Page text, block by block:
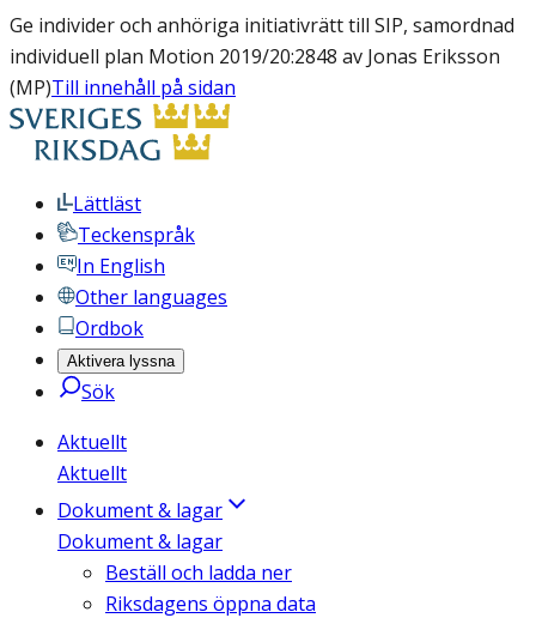
Ge individer och anhöriga initiativrätt till SIP, samordnad
individuell plan Motion 2019/20:2848 av Jonas Eriksson
(MP)Till innehåll på sidan
Lättläst
Teckenspråk
In English
Other languages
Ordbok
Aktivera lyssna
Sök
Aktuellt
Aktuellt
Dokument & lagar
Dokument & lagar
Beställ och ladda ner
Riksdagens öppna data